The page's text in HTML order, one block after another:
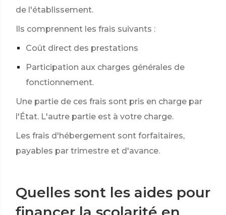
de l'établissement.
Ils comprennent les frais suivants :
Coût direct des prestations
Participation aux charges générales de
fonctionnement.
Une partie de ces frais sont pris en charge par
l'État. L'autre partie est à votre charge.
Les frais d'hébergement sont forfaitaires,
payables par trimestre et d'avance.
Quelles sont les aides pour